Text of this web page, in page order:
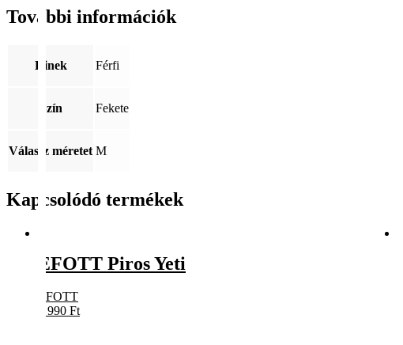
További információk
Kinek Férfi
Szín Fekete
Válassz méretet M
Kapcsolódó termékek
EFOTT Piros Yeti
EFOTT
5 990 Ft